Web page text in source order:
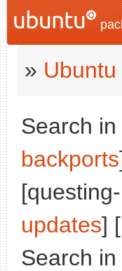
» Ubuntu
Search
backports
updates] [
Search in